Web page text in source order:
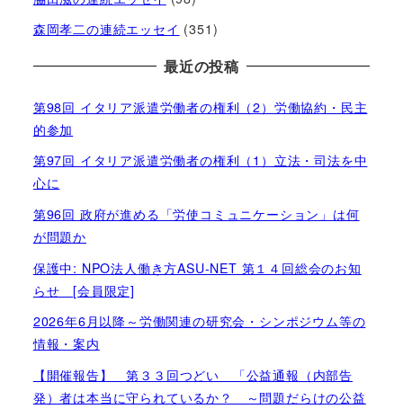
森岡孝二の連続エッセイ (351)
最近の投稿
第98回 イタリア派遣労働者の権利（2）労働協約・民主
的参加
第97回 イタリア派遣労働者の権利（1）立法・司法を中
心に
第96回 政府が進める「労使コミュニケーション」は何
が問題か
保護中: NPO法人働き方ASU-NET 第１４回総会のお知
らせ [会員限定]
2026年6月以降～労働関連の研究会・シンポジウム等の
情報・案内
【開催報告】 第３３回つどい 「公益通報（内部告
発）者は本当に守られているか？ ～問題だらけの公益